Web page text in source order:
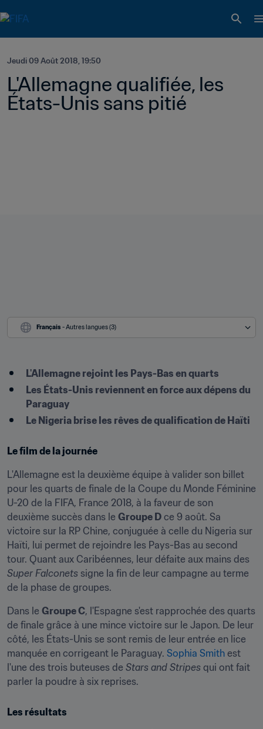
Jeudi 09 Août 2018, 19:50
L'Allemagne qualifiée, les
États-Unis sans pitié
Français - Autres langues (3)
L'Allemagne rejoint les Pays-Bas en quarts
Les États-Unis reviennent en force aux dépens du
Paraguay
Le Nigeria brise les rêves de qualification de Haïti
Le film de la journée
L'Allemagne est la deuxième équipe à valider son billet
pour les quarts de finale de la Coupe du Monde Féminine
U-20 de la FIFA, France 2018, à la faveur de son
deuxième succès dans le Groupe D ce 9 août. Sa
victoire sur la RP Chine, conjuguée à celle du Nigeria sur
Haïti, lui permet de rejoindre les Pays-Bas au second
Super Falconets signe la fin de leur campagne au terme
de la phase de groupes.
Dans le Groupe C, l'Espagne s'est rapprochée des quarts
de finale grâce à une mince victoire sur le Japon. De leur
côté, les États-Unis se sont remis de leur entrée en lice
manquée en corrigeant le Paraguay. Sophia Smith est
l'une des trois buteuses de Stars and Stripes qui ont fait
parler la poudre à six reprises.
Les résultats